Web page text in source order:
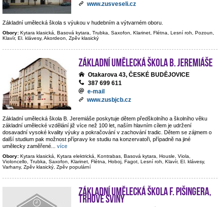
www.zusveseli.cz
Základní umělecká škola s výukou v hudebním a výtvarném oboru.
Obory: Kytara klasická, Basová kytara, Trubka, Saxofon, Klarinet, Flétna, Lesní roh, Pozoun,
Klavír, El. klávesy, Akordeon, Zpěv klasický
Základní umělecká škola B. Jeremiáše
Otakarova 43, ČESKÉ BUDĚJOVICE
387 699 611
e-mail
www.zusbjcb.cz
Základní umělecká škola B. Jeremiáše poskytuje dětem předškolního a školního věku
základní umělecké vzdělání již více než 100 let, naším hlavním cílem je udržení
dosavadní vysoké kvality výuky a pokračování v zachování tradic. Dětem se zájmem o
další studium pak možnost přípravy ke studiu na konzervatoři, případně na jiné
umělecky zaměřené
více
Obory: Kytara klasická, Kytara elektrická, Kontrabas, Basová kytara, Housle, Viola,
Violoncello, Trubka, Saxofon, Klarinet, Flétna, Hoboj, Fagot, Lesní roh, Klavír, El. klávesy,
Varhany, Zpěv klasický, Zpěv populární
Základní umělecká škola F. Pišingera,
Trhové Sviny